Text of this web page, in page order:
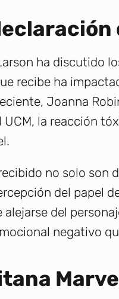
ha discutido
recibe ha
Joanna
UCM, la reacción
no solo son
del papel
del
negativo